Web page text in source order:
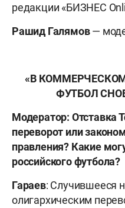
редакции «БИЗНЕС
Рашид Галямов —
«В
ФУТБОЛ
Модератор: Отставка
переворот или
правления? Какие
российского футбола?
Гараев: Случившееся
олигархическим